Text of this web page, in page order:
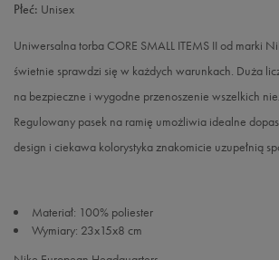
Płeć: Unisex
Uniwersalna torba CORE SMALL ITEMS II od marki
świetnie sprawdzi się w każdych warunkach. Duża
na bezpieczne i wygodne przenoszenie wszelkich
Regulowany pasek na ramię umożliwia idealne
design i ciekawa kolorystyka znakomicie uzupełnią
Materiał: 100% poliester
Wymiary: 23x15x8 cm